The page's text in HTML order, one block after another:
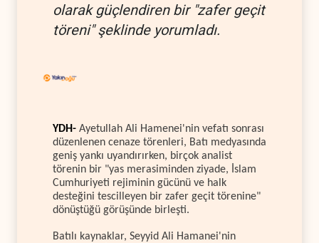
olarak güçlendiren bir "zafer geçit
töreni" şeklinde yorumladı.
YDH- Ayetullah Ali Hamenei'nin vefatı sonrası
düzenlenen cenaze törenleri, Batı medyasında
geniş yankı uyandırırken, birçok analist
törenin bir "yas merasiminden ziyade, İslam
Cumhuriyeti rejiminin gücünü ve halk
desteğini tescilleyen bir zafer geçit törenine"
dönüştüğü görüşünde birleşti.
Batılı kaynaklar, Seyyid Ali Hamanei'nin